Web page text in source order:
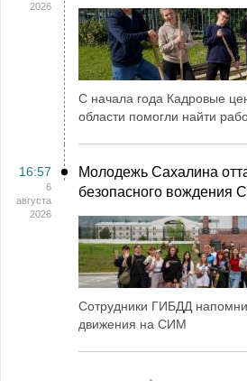
2026
С начала года Кадровые
области помогли найти
16:57
6
августа
2026
Молодежь Сахалина
безопасного вождения
Сотрудники ГИБДД
движения на СИМ